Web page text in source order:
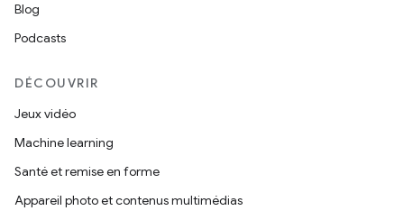
Blog
Podcasts
DÉCOUVRIR
Jeux vidéo
Machine learning
Santé et remise en forme
Appareil photo et contenus multimédias